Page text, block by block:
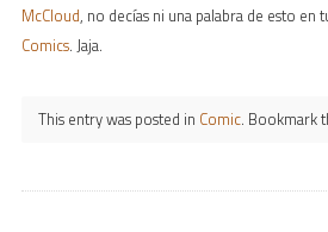
McCloud, no decías ni una palabra de esto en
Comics. Jaja.
This entry was posted in Comic. Bookmark